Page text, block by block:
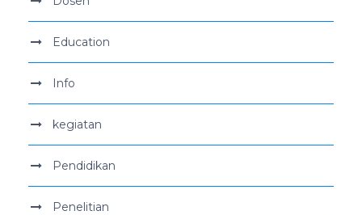
Education
Info
kegiatan
Pendidikan
Penelitian